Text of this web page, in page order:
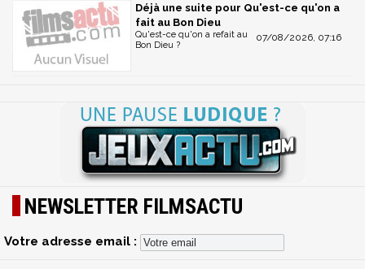
Déjà une suite pour Qu'est-ce qu'on a
fait au Bon Dieu
07/08/2026, 07:16
Qu'est-ce qu'on a refait au
Bon Dieu ?
NEWSLETTER FILMSACTU
Votre adresse email :